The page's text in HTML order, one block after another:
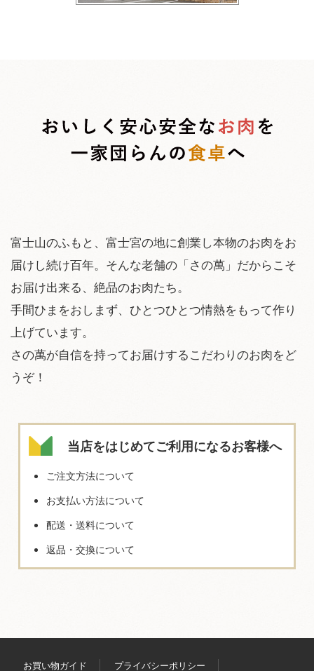
富士山のふもと、富士宮の地に創業し本物のお肉をお
届けし続け百年。そんな老舗の「さの萬」だからこそ
お届け出来る、絶品のお肉たち。
手間ひまをおしまず、ひとつひとつ情熱をもって作り
上げています。
さの萬が自信を持ってお届けするこだわりのお肉をど
うぞ！
当店をはじめてご利用になるお客様へ
ご注文方法について
お支払い方法について
配送・送料について
返品・交換について
お買い物ガイド プライバシーポリシー